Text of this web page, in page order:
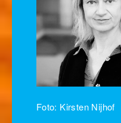
Foto: Kirsten Nijhof